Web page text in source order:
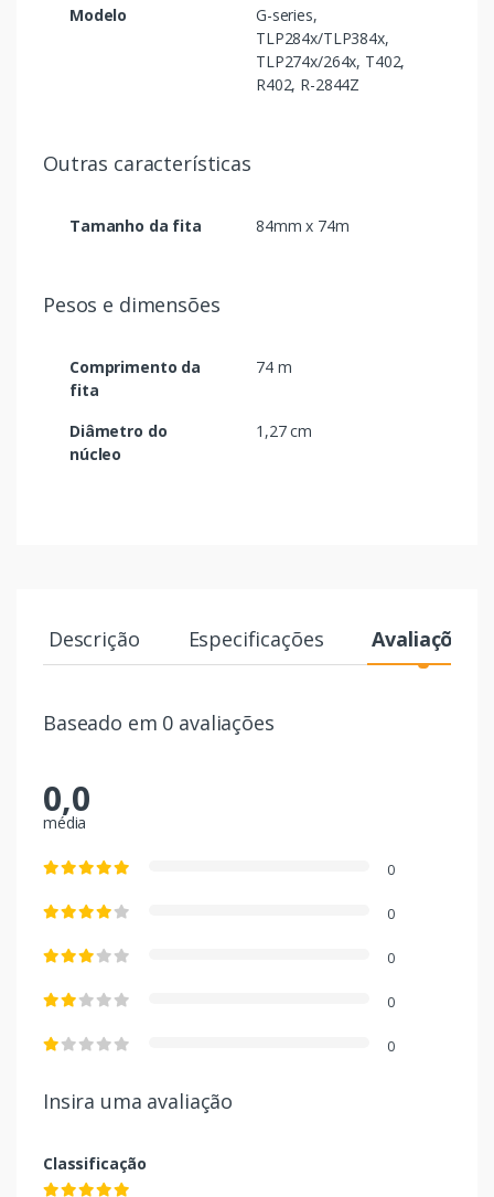
Modelo
G-series,
TLP284x/TLP384x,
TLP274x/264x, T402,
R402, R-2844Z
Outras características
Tamanho da fita 84mm x 74m
Pesos e dimensões
Comprimento da
fita
74 m
Diâmetro do
núcleo
1,27 cm
Descrição Especificações Avaliações
Baseado em 0 avaliações
0,0
média
0
0
0
0
0
Insira uma avaliação
Classificação